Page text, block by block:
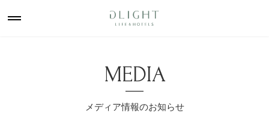
MEDIA
メディア情報のお知らせ